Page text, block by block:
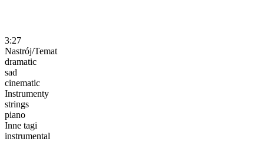
3:27
Nastrój/Temat
dramatic
sad
cinematic
Instrumenty
strings
piano
Inne tagi
instrumental